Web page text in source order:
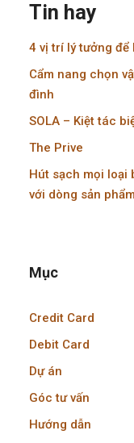
Tin hay
4 vị trí lý tưởng để
Cẩm nang chọn
đình
SOLA – Kiệt tác
The Prive
Hút sạch mọi loại
với dòng sản
Mục
Credit Card
Debit Card
Dự án
Góc tư vấn
Hướng dẫn